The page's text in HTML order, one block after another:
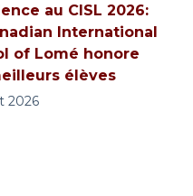
au CISL 2026:
International
of Lomé honore
élèves
2026